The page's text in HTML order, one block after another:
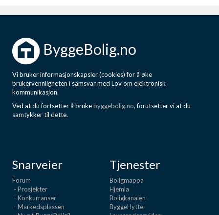
ByggeBolig.no
Vi bruker informasjonskapsler (cookies) for å øke
brukervennligheten i samsvar med Lov om elektronisk
kommunikasjon.
Ved at du fortsetter å brukebyggebolig.no, forutsetter vi at du
samtykker til dette.
Snarveier
Forum
- Prosjekter
- Konkurranser
- Markedsplassen
Tjenester
Boligmappa
Hjemla
Boligkanalen
ByggeHytte